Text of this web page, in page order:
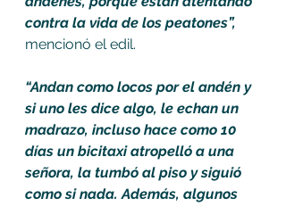
contra la vida de los peatones”,
mencionó el edil.
“Andan como locos por el andén y
si uno les dice algo, le echan un
madrazo, incluso hace como 10
días un bicitaxi atropelló a una
señora, la tumbó al piso y siguió
como si nada. Además, algunos